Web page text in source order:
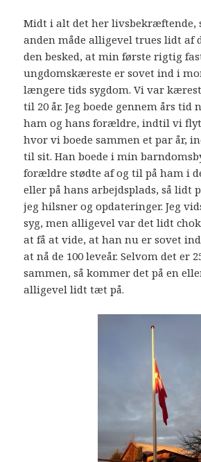
Midt i alt det her livsbekræftende,
anden måde alligevel trues lidt af
den besked, at min første rigtig
ungdomskæreste er sovet ind i
længere tids sygdom. Vi var
til 20 år. Jeg boede gennem års tid
ham og hans forældre, indtil vi
hvor vi boede sammen et par år,
til sit. Han boede i min
forældre stødte af og til på ham i
eller på hans arbejdsplads, så lidt
jeg hilsner og opdateringer. Jeg
syg, men alligevel var det lidt
at få at vide, at han nu er sovet
at nå de 100 leveår. Selvom det er
sammen, så kommer det på en
alligevel lidt tæt på.